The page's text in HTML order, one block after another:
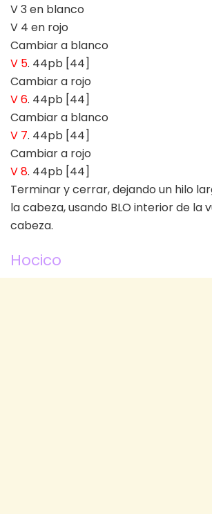
V 3 en blanco
V 4 en rojo
Cambiar a blanco
V 5. 44pb [44]
Cambiar a rojo
V 6. 44pb [44]
Cambiar a blanco
V 7. 44pb [44]
Cambiar a rojo
V 8. 44pb [44]
Terminar y cerrar, dejando un hilo
la cabeza, usando BLO interior de la
cabeza.
Hocico